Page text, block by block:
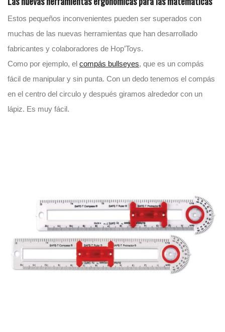
Estos pequeños inconvenientes pueden ser superados con
muchas de las nuevas herramientas que han desarrollado
fabricantes y colaboradores de Hop’Toys.
Como por ejemplo, el compás bullseyes, que es un compás
fácil de manipular y sin punta. Con un dedo tenemos el compás
en el centro del circulo y después giramos alrededor con un
lápiz. Es muy fácil.